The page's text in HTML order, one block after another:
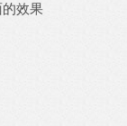
效果